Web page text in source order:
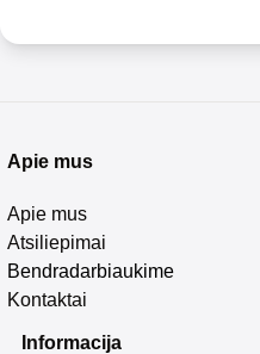
Apie mus
Apie mus
Atsiliepimai
Bendradarbiaukime
Kontaktai
Informacija